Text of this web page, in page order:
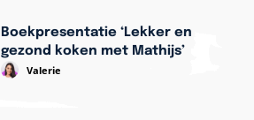
Boekpresentatie ‘Lekker en
gezond koken met Mathijs’
Valerie